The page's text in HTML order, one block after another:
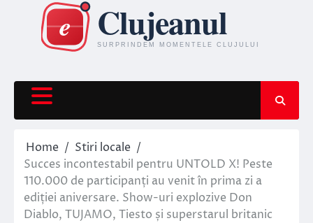
content
Home
Stiri locale
Succes incontestabil pentru UNTOLD X! Peste
110.000 de participanți au venit în prima zi a
ediției aniversare. Show-uri explozive Don
Diablo, TUJAMO, Tiesto și superstarul britanic